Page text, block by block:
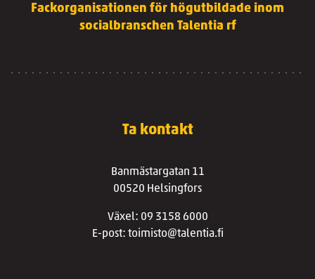
Fackorganisationen för högutbildade inom
socialbranschen Talentia rf
Ta kontakt
Banmästargatan 11
00520 Helsingfors
Växel: 09 3158 6000
E-post: toimisto@talentia.fi